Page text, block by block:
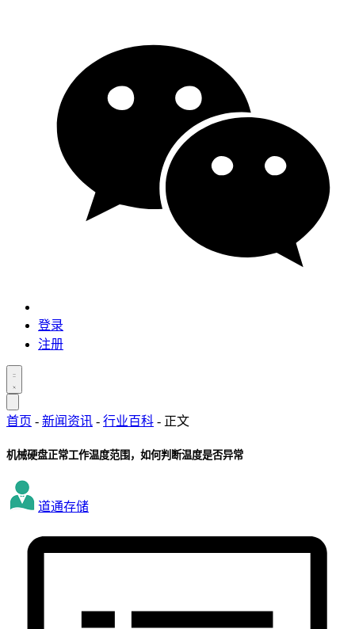
登录
注册
首页 - 新闻资讯 - 行业百科 - 正文
机械硬盘正常工作温度范围，如何判断温度是否异常
道通存储